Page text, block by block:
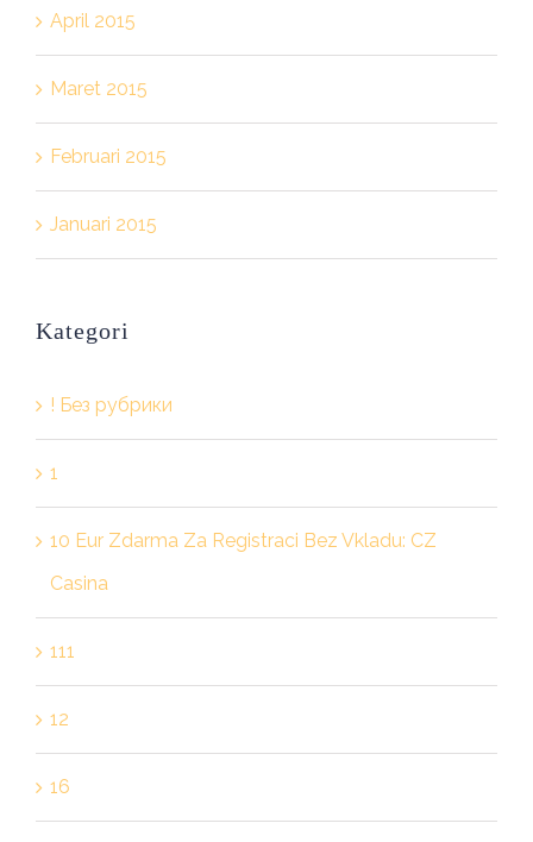
April 2015
Maret 2015
Februari 2015
Januari 2015
Kategori
! Без рубрики
1
10 Eur Zdarma Za Registraci Bez Vkladu: CZ
Casina
111
12
16